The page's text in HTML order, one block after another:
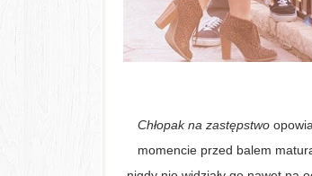
Chłopak na zastępstwo
momencie przed balem